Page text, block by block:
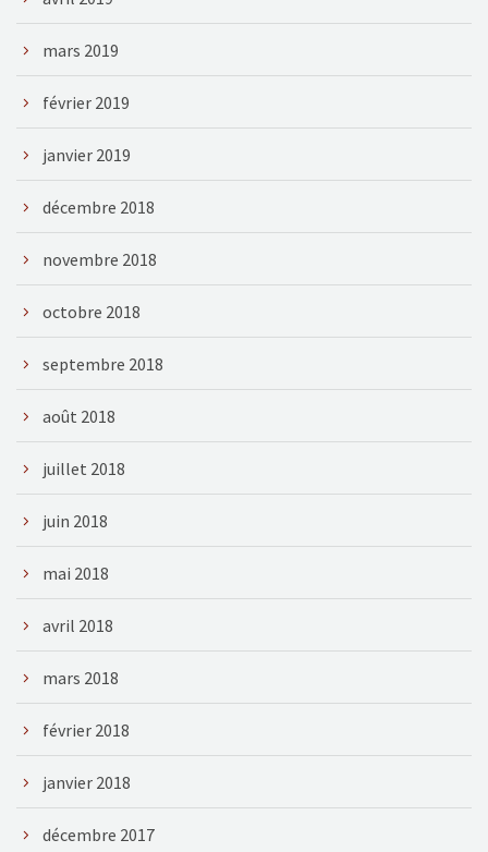
mars 2019
février 2019
janvier 2019
décembre 2018
novembre 2018
octobre 2018
septembre 2018
août 2018
juillet 2018
juin 2018
mai 2018
avril 2018
mars 2018
février 2018
janvier 2018
décembre 2017